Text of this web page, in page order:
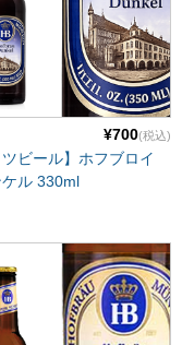
¥700(税込)
ツビール】ホフブロイ
ケル 330ml